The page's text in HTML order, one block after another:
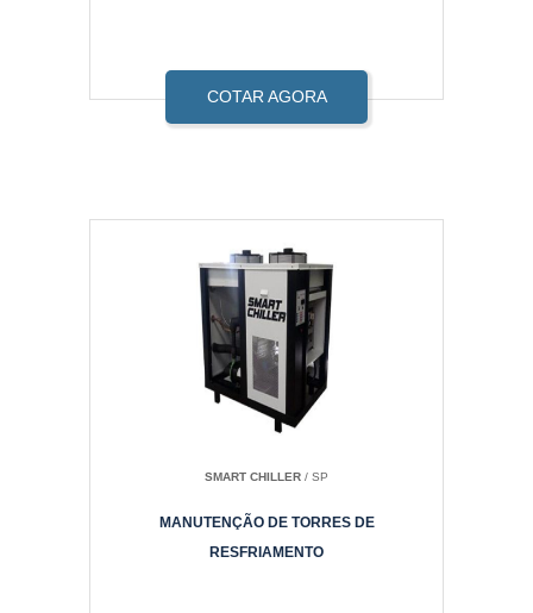
COTAR AGORA
SMART CHILLER/ SP
MANUTENÇÃO DE TORRES DE
RESFRIAMENTO